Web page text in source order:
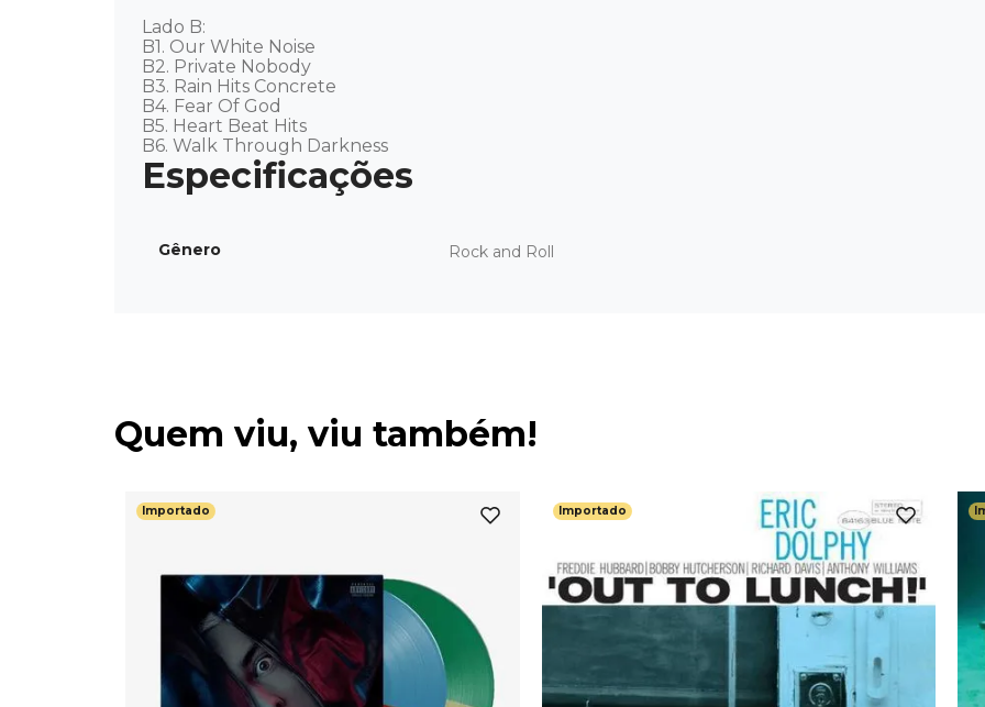
Lado B:
B1. Our White Noise
B2. Private Nobody
B3. Rain Hits Concrete
B4. Fear Of God
B5. Heart Beat Hits
B6. Walk Through Darkness
Gênero Rock and Roll
Quem viu, viu também!
Importado Importado